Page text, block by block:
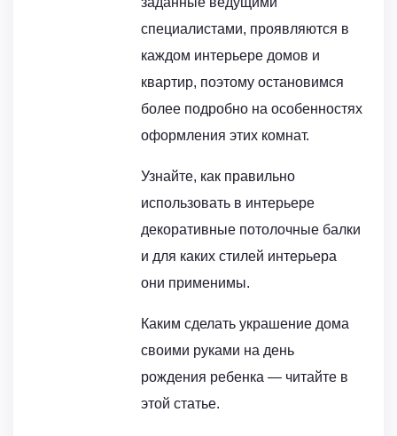
специалистами, проявляются в
каждом интерьере домов и
квартир, поэтому остановимся
более подробно на особенностях
оформления этих комнат.
Узнайте, как правильно
использовать в интерьере
декоративные потолочные балки
и для каких стилей интерьера
они применимы.
Каким сделать украшение дома
своими руками на день
рождения ребенка — читайте в
этой статье.